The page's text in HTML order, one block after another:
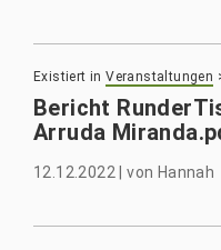
Existiert in Veranstaltungen
Bericht
Arruda
12.12.2022 |von Hannah